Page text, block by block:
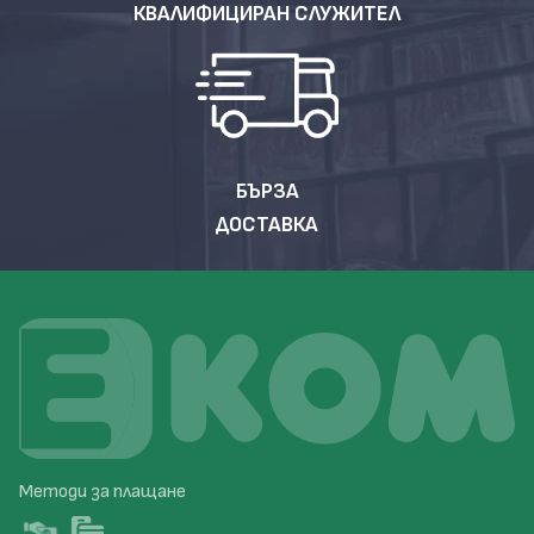
КВАЛИФИЦИРАН СЛУЖИТЕЛ
БЪРЗА
ДОСТАВКА
Методи за плащане